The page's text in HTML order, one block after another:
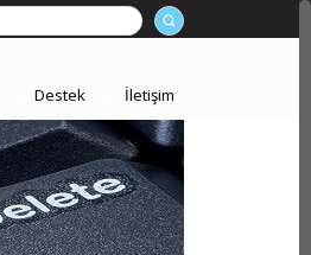
Destek İletişim